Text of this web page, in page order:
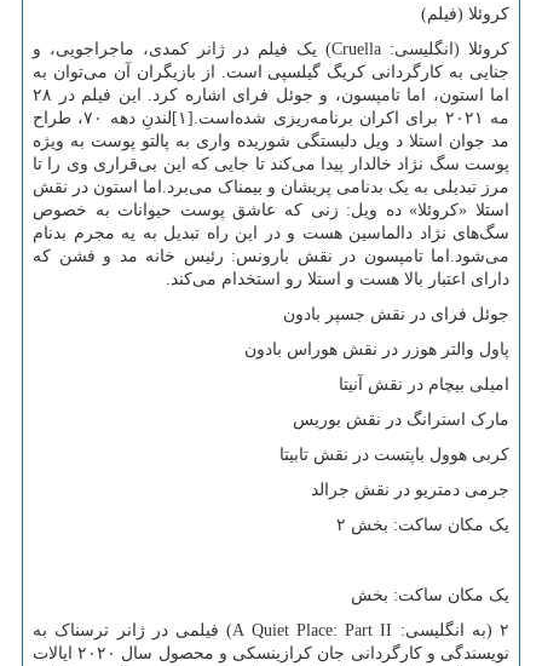
کروئلا (فیلم)
کروئلا (انگلیسی: Cruella‎) یک فیلم در ژانر کمدی، ماجراجویی، و
جنایی به کارگردانی کریگ گیلسپی است. از بازیگران آن می‌توان به
اما استون، اما تامپسون، و جوئل فرای اشاره کرد. این فیلم در ۲۸
مه ۲۰۲۱ برای اکران برنامه‌ریزی شده‌است.[۱]لندنِ دهه ۷۰، طراح
مد جوان استلا د ویل دلبستگی شوریده واری به پالتو پوست به ویژه
پوست سگ نژاد خالدار پیدا می‌کند تا جایی که این بی‌قراری وی را تا
مرز تبدیلی به یک بدنامی پریشان و بیمناک می‌برد.اما استون در نقش
استلا «کروئلا» ده ویل: زنی که عاشق پوست حیوانات به خصوص
سگ‌های نژاد دالماسین هست و در این راه تبدیل به یه مجرم بدنام
می‌شود.اما تامپسون در نقش بارونس: رئیس خانه مد و فشن که
دارای اعتبار بالا هست و استلا رو استخدام می‌کند.
جوئل فرای در نقش جسپر بادون
پاول والتر هوزر در نقش هوراس بادون
امیلی بیچام در نقش آنیتا
مارک استرانگ در نقش بوریس
کربی هوول باپتست در نقش تابیتا
جرمی دمتریو در نقش جرالد
یک مکان ساکت: بخش ۲
یک مکان ساکت: بخش
۲ (به انگلیسی:
A Quiet Place: Part II) فیلمی در ژانر ترسناک به
نویسندگی و کارگردانی جان کرازینسکی و محصول سال ۲۰۲۰ ایالات